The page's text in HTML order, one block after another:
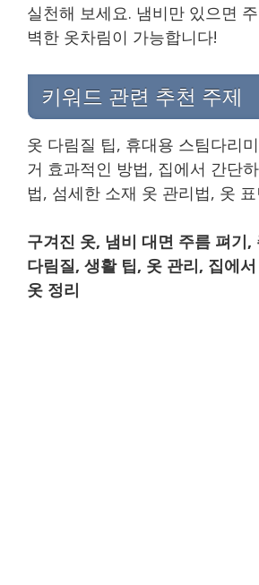
실천해 보세요. 냄비만 있으면
벽한 옷차림이 가능합니다!
키워드 관련 추천 주제
옷 다림질 팁, 휴대용 스팀다리
거 효과적인 방법, 집에서 간단
법, 섬세한 소재 옷 관리법, 옷
구겨진 옷, 냄비 대면 주름 펴기,
다림질, 생활 팁, 옷 관리, 집에
옷 정리